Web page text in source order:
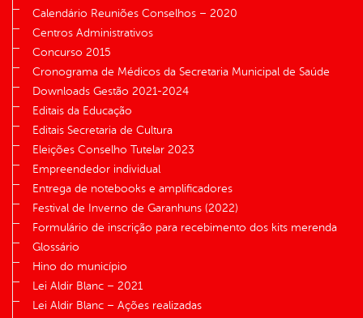
Calendário Reuniões Conselhos – 2020
Centros Administrativos
Concurso 2015
Cronograma de Médicos da Secretaria Municipal de Saúde
Downloads Gestão 2021-2024
Editais da Educação
Editais Secretaria de Cultura
Eleições Conselho Tutelar 2023
Empreendedor individual
Entrega de notebooks e amplificadores
Festival de Inverno de Garanhuns (2022)
Formulário de inscrição para recebimento dos kits merenda
Glossário
Hino do município
Lei Aldir Blanc – 2021
Lei Aldir Blanc – Ações realizadas